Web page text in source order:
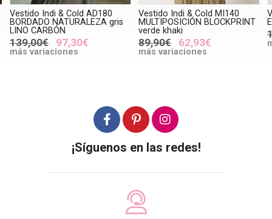
Vestido Indi & Cold AD180
BORDADO NATURALEZA gris
LINO CARBÓN
139,00€ 97,30€
más variaciones
Vestido Indi & Cold MI140
MULTIPOSICIÓN BLOCKPRINT
verde khaki
89,90€ 62,93€
más variaciones
¡Síguenos en las redes!